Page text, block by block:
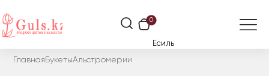
0
Есиль
Главная БукетыАльстромерии